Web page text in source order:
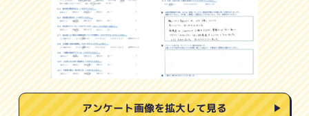
アンケート画像を拡大して見る